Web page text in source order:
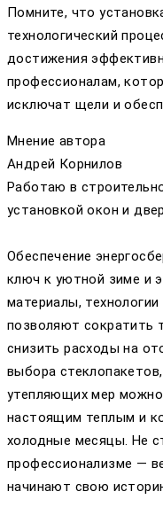
Помните, что
технологический
достижения
профессионалам,
исключат щели и
Мнение автора
Андрей Корнилов
Работаю в
установкой окон и
Обеспечение
ключ к уютной зиме и
материалы,
позволяют сократить
снизить расходы на
выбора
утепляющих мер
настоящим теплым и
холодные месяцы. Не
профессионализме —
начинают свою